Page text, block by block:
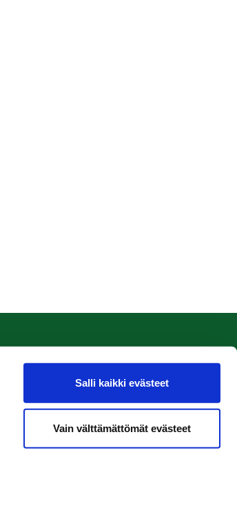
Salli kaikki evästeet
Vain välttämättömät evästeet